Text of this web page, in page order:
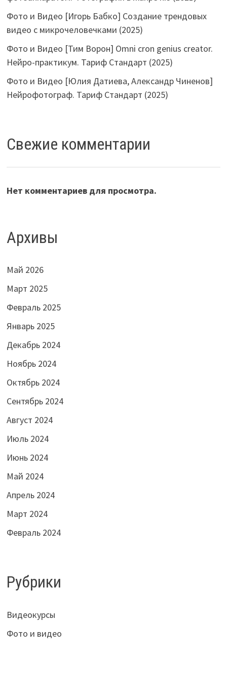
Фото и Видео [Игорь Бабко] Создание трендовых
видео с микрочеловечками (2025)
Фото и Видео [Тим Ворон] Omni cron genius creator.
Нейро-практикум. Тариф Стандарт (2025)
Фото и Видео [Юлия Датиева, Александр Чиненов]
Нейрофотограф. Тариф Стандарт (2025)
Свежие комментарии
Нет комментариев для просмотра.
Архивы
Май 2026
Март 2025
Февраль 2025
Январь 2025
Декабрь 2024
Ноябрь 2024
Октябрь 2024
Сентябрь 2024
Август 2024
Июль 2024
Июнь 2024
Май 2024
Апрель 2024
Март 2024
Февраль 2024
Рубрики
Видеокурсы
Фото и видео